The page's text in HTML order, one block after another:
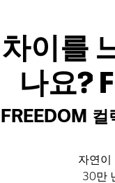
차이를
나요?
FREEDOM
자연이
30만